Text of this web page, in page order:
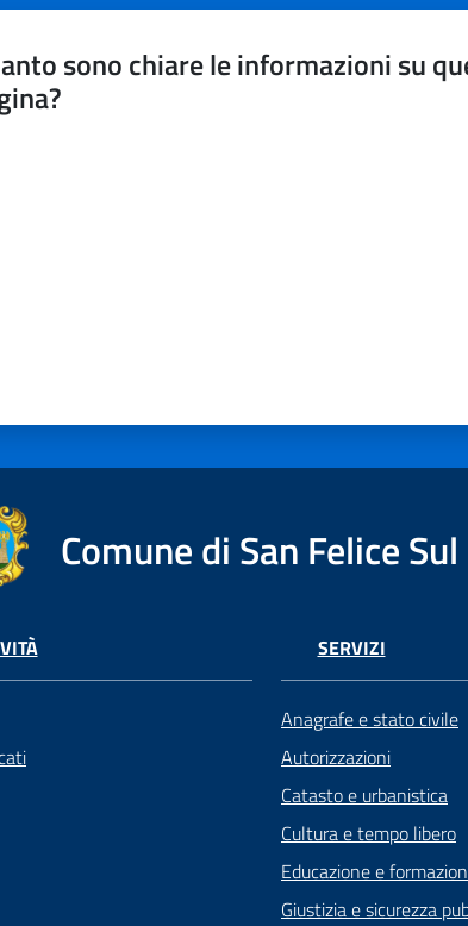
sono chiare le informazioni su
Comune di San Felice
SERVIZI
Anagrafe e stato civile
Autorizzazioni
Catasto e urbanistica
Cultura e tempo libero
Educazione e
Giustizia e sicurezza